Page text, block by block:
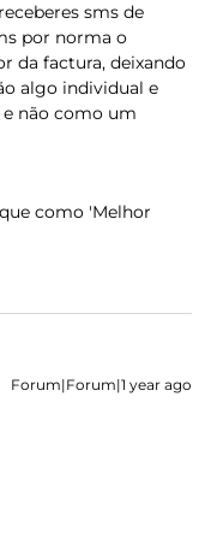
sms de
por norma o
da factura, deixando
algo individual e
não como um
como 'Melhor
Forum|Forum|1 year ago